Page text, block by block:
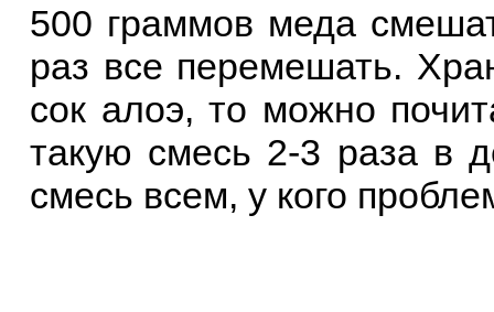
500 граммов меда
раз все перемешать.
сок алоэ, то можно
такую смесь 2-3 раза в
смесь всем, у кого